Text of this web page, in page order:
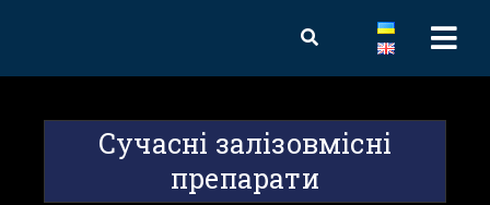
Сучасні залізовмісні
препарати